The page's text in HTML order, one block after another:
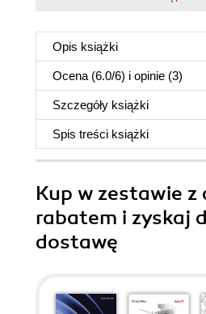
Opis książki
Ocena (6.0/6) i opinie (3)
Szczegóły książki
Spis treści książki
Kup w zestawie
rabatem i zyskaj
dostawę